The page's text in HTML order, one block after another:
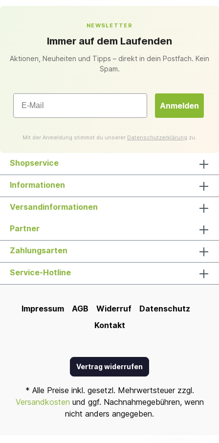
NEWSLETTER
Immer auf dem Laufenden
Aktionen, Neuheiten und Tipps – direkt in dein Postfach. Kein
Spam.
Email
Anmelden
Mit der Anmeldung stimmst du unserer Datenschutzerklärung zu.
Shopservice
Informationen
Versandinformationen
Partner
Zahlungsarten
Service-Hotline
Impressum AGB Widerruf
Datenschutz
Kontakt
Vertrag widerrufen
* Alle Preise inkl. gesetzl. Mehrwertsteuer zzgl.
Versandkosten und ggf. Nachnahmegebühren, wenn
nicht anders angegeben.